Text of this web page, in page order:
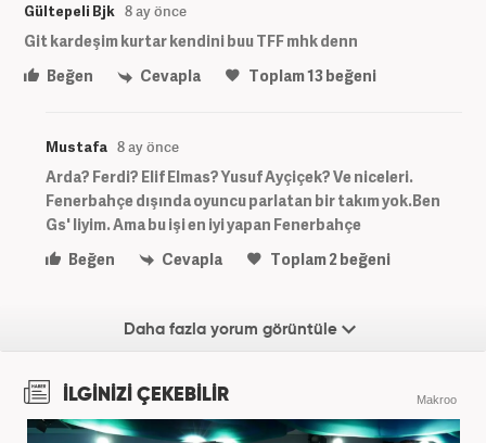
Gültepeli Bjk 8 ay önce
Git kardeşim kurtar kendini buu TFF mhk denn
Beğen
Cevapla Toplam13beğeni
Mustafa 8 ay önce
Arda? Ferdi? Elif Elmas? Yusuf Ayçiçek? Ve niceleri.
Fenerbahçe dışında oyuncu parlatan bir takım yok.Ben
Gs' liyim. Ama bu işi en iyi yapan Fenerbahçe
Beğen
Cevapla Toplam2 beğeni
Daha fazla yorum görüntüle
İLGİNİZİ ÇEKEBİLİR Makroo